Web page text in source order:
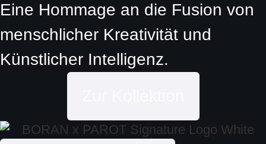
Eine Hommage an die Fusion von
menschlicher Kreativität und
Künstlicher Intelligenz.